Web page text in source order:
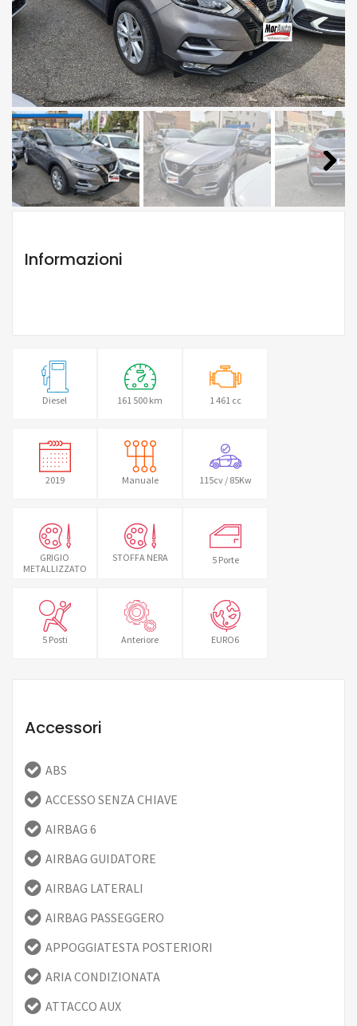
Next
Next
Informazioni
Diesel 161 500 km 1 461 cc
2019 Manuale 115cv / 85Kw
GRIGIO
METALLIZZATO
STOFFA NERA 5 Porte
5 Posti Anteriore EURO6
Accessori
ABS
ACCESSO SENZA CHIAVE
AIRBAG 6
AIRBAG GUIDATORE
AIRBAG LATERALI
AIRBAG PASSEGGERO
APPOGGIATESTA POSTERIORI
ARIA CONDIZIONATA
ATTACCO AUX